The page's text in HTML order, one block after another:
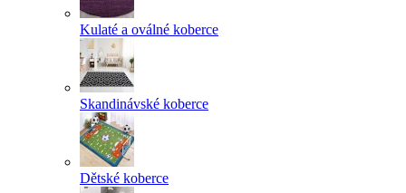
Kulaté a oválné koberce
Skandinávské koberce
Dětské koberce